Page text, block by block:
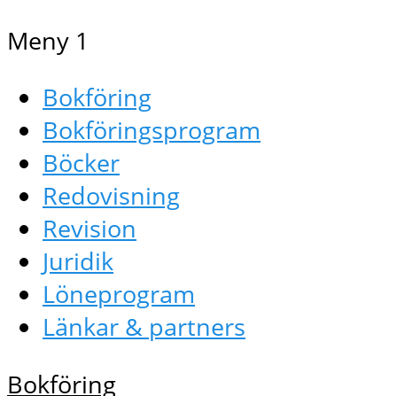
Meny 1
Bokföring
Bokföringsprogram
Böcker
Redovisning
Revision
Juridik
Löneprogram
Länkar & partners
Bokföring